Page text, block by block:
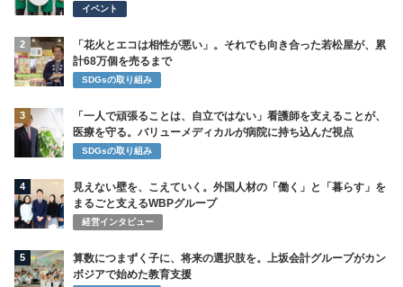
イベント
2
「花火とエコは相性が悪い」。それでも向き合った若松屋が、累
計68万個を売るまで
SDGsの取り組み
3
「一人で頑張ることは、自立ではない」看護師を支えることが、
医療を守る。バリューメディカルが病院に持ち込んだ視点
SDGsの取り組み
4
見えない壁を、こえていく。外国人材の「働く」と「暮らす」を
まるごと支えるWBPグループ
経営インタビュー
5
算数につまずく子に、将来の選択肢を。上坂会計グループがカン
ボジアで始めた教育支援